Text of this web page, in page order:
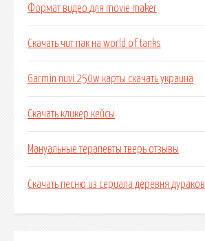
Формат видео для movie maker
Скачать чит пак на world of tanks
Garmin nuvi 250w карты скачать украина
Скачать кликер кейсы
Мануальные терапевты тверь отзывы
Скачать песню из сериала деревня дураков